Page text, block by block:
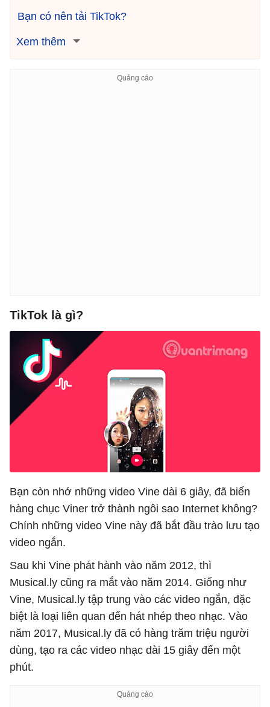
Bạn có nên tải TikTok?
Xem thêm
TikTok là gì?
Bạn còn nhớ những video Vine dài 6 giây, đã biến
hàng chục Viner trở thành ngôi sao Internet không?
Chính những video Vine này đã bắt đầu trào lưu tạo
video ngắn.
Sau khi Vine phát hành vào năm 2012, thì
Musical.ly cũng ra mắt vào năm 2014. Giống như
Vine, Musical.ly tập trung vào các video ngắn, đặc
biệt là loại liên quan đến hát nhép theo nhạc. Vào
năm 2017, Musical.ly đã có hàng trăm triệu người
dùng, tạo ra các video nhạc dài 15 giây đến một
phút.